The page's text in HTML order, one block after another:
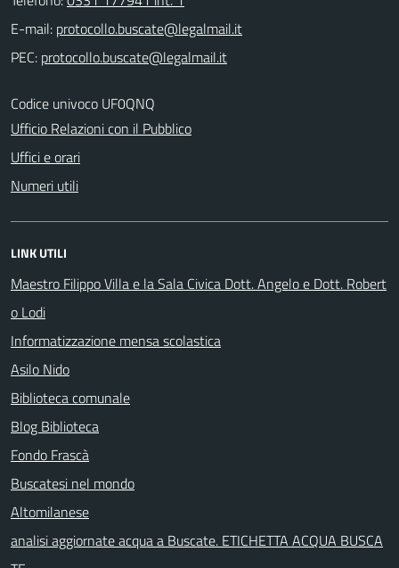
E-mail:
PEC:
Codice univoco UF0QNQ
Ufficio Relazioni con il Pubblico
Uffici e orari
Numeri utili
LINK UTILI
Maestro Filippo Villa e la Sala Civica Dott. Angelo e Dott. Robert
o Lodi
Informatizzazione mensa scolastica
Asilo Nido
Biblioteca comunale
Blog Biblioteca
Fondo Frascà
Buscatesi nel mondo
Altomilanese
analisi aggiornate acqua a Buscate. ETICHETTA ACQUA BUSCA